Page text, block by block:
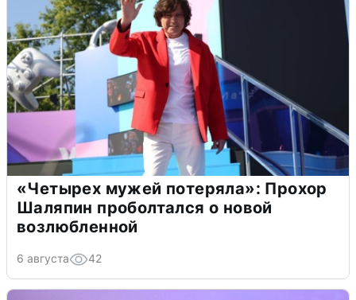
«Четырех мужей потеряла»: Прохор
Шаляпин проболтался о новой
возлюбленной
6 августа 42